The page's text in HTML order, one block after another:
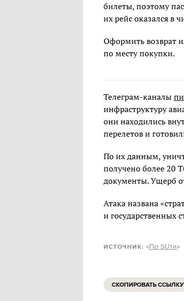
билеты, поэтому
их рейс оказался в
Оформить возврат
по месту покупки.
Телеграм-каналы
инфраструктуру
они находились
перелетов и
По их данным,
получено более 20
документы. Ущерб
Атака названа
и государственных
ИСТОЧНИК: «По SUти»
СКОПИРОВАТЬ ССЫЛКУ